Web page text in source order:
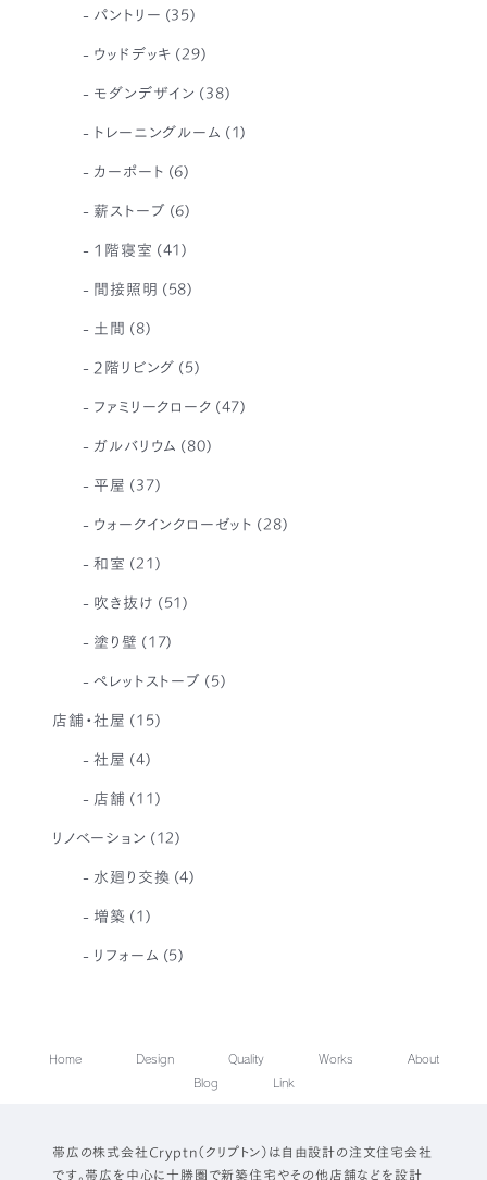
パントリー (35)
ウッドデッキ (29)
モダンデザイン (38)
トレーニングルーム (1)
カーポート (6)
薪ストーブ (6)
1階寝室 (41)
間接照明 (58)
土間 (8)
2階リビング (5)
ファミリークローク (47)
ガルバリウム (80)
平屋 (37)
ウォークインクローゼット (28)
和室 (21)
吹き抜け (51)
塗り壁 (17)
ペレットストーブ (5)
店舗・社屋 (15)
社屋 (4)
店舗 (11)
リノベーション (12)
水廻り交換 (4)
増築 (1)
リフォーム (5)
Home Design Quality Works
About
Blog
Link
帯広の株式会社Cryptn（クリプトン）は自由設計の注文住宅会社
です。帯広を中心に十勝圏で新築住宅やその他店舗などを設計